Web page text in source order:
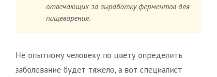
отвечающих за выработку ферментов для
пищеварения.
Не опытному человеку по цвету определить
заболевание будет тяжело, а вот специалист